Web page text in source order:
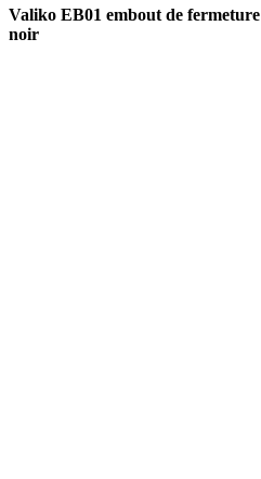
Valiko EB01 embout de fermeture
noir